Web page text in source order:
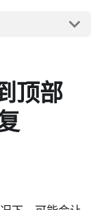
顶部